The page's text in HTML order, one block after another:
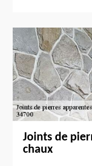
Joints de
chaux